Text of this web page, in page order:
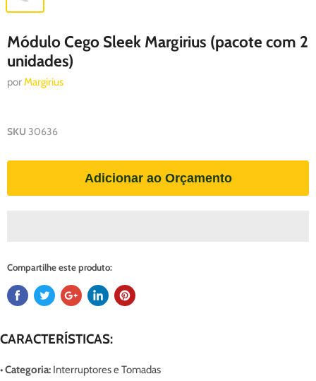
Módulo Cego Sleek Margirius (pacote com 2
unidades)
porMargirius
SKU 30636
Adicionar ao Orçamento
Compartilhe este produto:
CARACTERÍSTICAS:
• Categoria: Interruptores e Tomadas